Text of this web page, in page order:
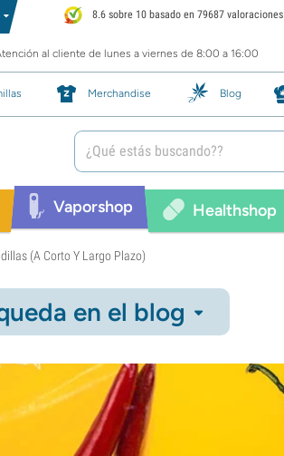
8.6 sobre 10 basado en 79687 valoraciones
al cliente de lunes a viernes de 8:00 a 16:00
Merchandise Blog
Vaporshop Healthshop
(A Corto Y Largo Plazo)
en el blog